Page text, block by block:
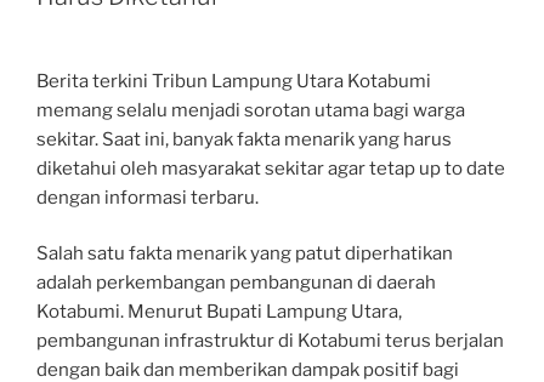
Berita terkini Tribun Lampung Utara Kotabumi
memang selalu menjadi sorotan utama bagi warga
sekitar. Saat ini, banyak fakta menarik yang harus
diketahui oleh masyarakat sekitar agar tetap up to date
dengan informasi terbaru.
Salah satu fakta menarik yang patut diperhatikan
adalah perkembangan pembangunan di daerah
Kotabumi. Menurut Bupati Lampung Utara,
pembangunan infrastruktur di Kotabumi terus berjalan
dengan baik dan memberikan dampak positif bagi